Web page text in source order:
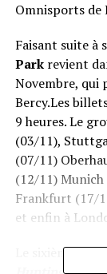
Omnisports de
Faisant suite à
Parkrevient
Novembre, qui
Bercy.Les
9 heures. Le
(03/11),
(07/11)
(12/11)
Frankfurt (17/
et enfin à
Le sixième